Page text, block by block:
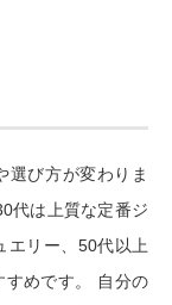
選び方が変わりま
代は上質な定番ジ
エリー、50代以上
すめです。 自分の